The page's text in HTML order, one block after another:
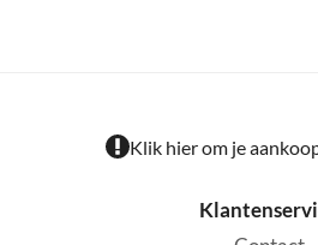
Klik hier om je